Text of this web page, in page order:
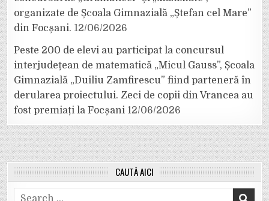
organizate de Școala Gimnazială „Ștefan cel Mare”
din Focșani. 12/06/2026
Peste 200 de elevi au participat la concursul
interjudețean de matematică „Micul Gauss”, Școala
Gimnazială „Duiliu Zamfirescu” fiind parteneră în
derularea proiectului. Zeci de copii din Vrancea au
fost premiați la Focșani 12/06/2026
CAUTĂ AICI
Search